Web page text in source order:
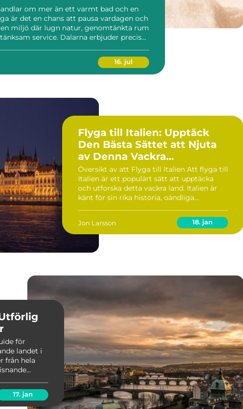
om mer än ett varmt bad och en
är det en chans att pausa vardagen och
miljö där lugn natur, genomtänkta rum
service. Dalarna erbjuder precis
16. jul
Flyga till Italien: Upptäck
Den Bästa Sättet att Njuta
av Denna Vackra
Destination
Översikt av att Flyga till Italien Att flyga till
Italien är ett populärt sätt att upptäcka
och utforska detta vackra land. Italien är
känt för sin rika historia, oändliga
vilket lockar besökare från hela v...
Jon Larsson 18. jan
för
landet i
från hela
har m...
17. jan